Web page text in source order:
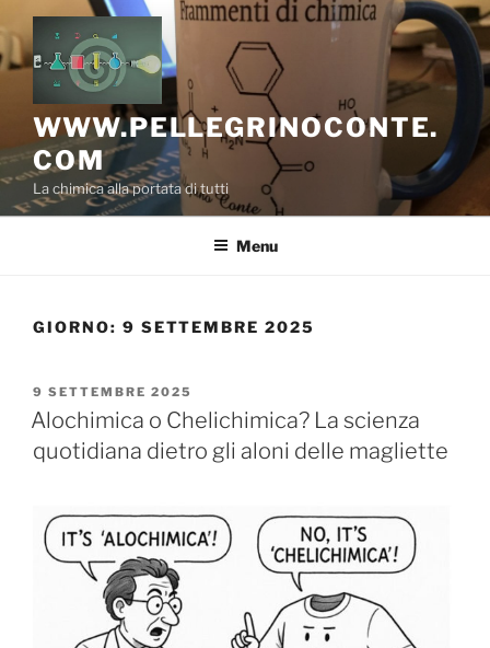
Salta
al
contenuto
WWW.PELLEGRINOCONTE.
COM
La chimica alla portata di tutti
Menu
GIORNO: 9 SETTEMBRE 2025
PUBBLICATO
IL
9 SETTEMBRE 2025
Alochimica o Chelichimica? La scienza
quotidiana dietro gli aloni delle magliette